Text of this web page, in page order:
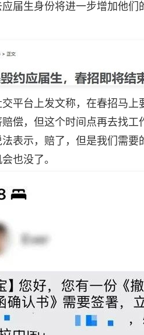
届生身份将进一步增加他们
台上发文称，在春招马上
偿，但这个时间点再去找
表示，赔了，但是我们需
也没了。